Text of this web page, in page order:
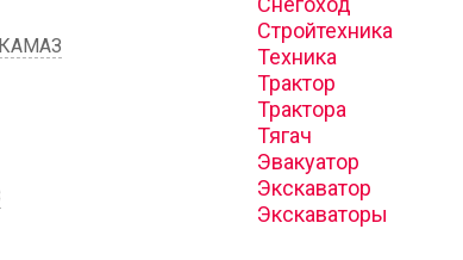
КАМАЗ
Стройтехника
Техника
Трактор
Трактора
Тягач
Эвакуатор
Экскаватор
Экскаваторы